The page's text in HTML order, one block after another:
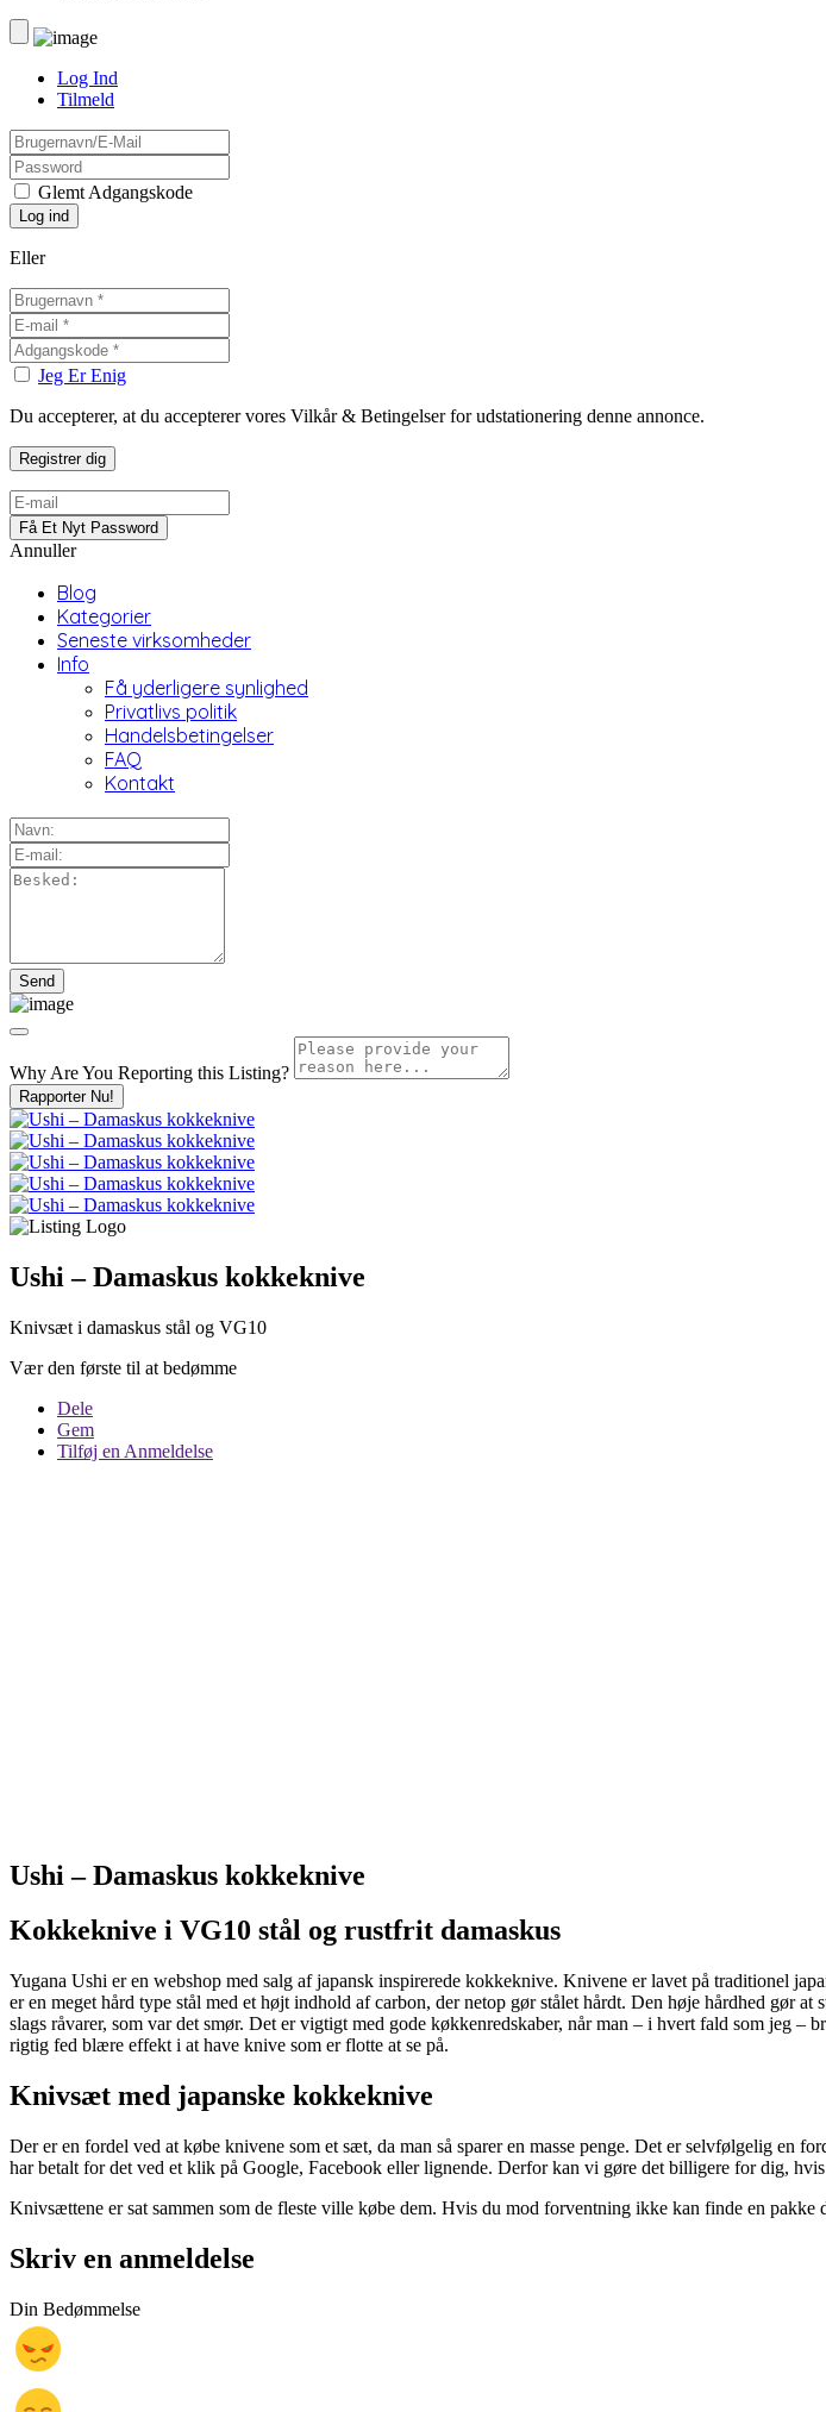
Log Ind
Tilmeld
Glemt Adgangskode
Eller
Jeg Er Enig
Du accepterer, at du accepterer vores Vilkår & Betingelser for udstationering denne annonce.
Annuller
Blog
Kategorier
Seneste virksomheder
Info
Få yderligere synlighed
Privatlivs politik
Handelsbetingelser
FAQ
Kontakt
Why Are You Reporting this Listing?
Rapporter Nu!
Ushi – Damaskus kokkeknive
Knivsæt i damaskus stål og VG10
Vær den første til at bedømme
Dele
Gem
Tilføj en Anmeldelse
Ushi – Damaskus kokkeknive
Kokkeknive i VG10 stål og rustfrit damaskus
Yugana Ushi er en webshop med salg af japansk inspirerede kokkeknive. Knivene er lavet på traditionel
er en meget hård type stål med et højt indhold af carbon, der netop gør stålet hårdt. Den høje hårdhed gør
slags råvarer, som var det smør. Det er vigtigt med gode køkkenredskaber, når man – i hvert fald som jeg
rigtig fed blære effekt i at have knive som er flotte at se på.
Knivsæt med japanske kokkeknive
Der er en fordel ved at købe knivene som et sæt, da man så sparer en masse penge. Det er selvfølgelig en
har betalt for det ved et klik på Google, Facebook eller lignende. Derfor kan vi gøre det billigere for dig,
Knivsættene er sat sammen som de fleste ville købe dem. Hvis du mod forventning ikke kan finde en
Skriv en anmeldelse
Din Bedømmelse